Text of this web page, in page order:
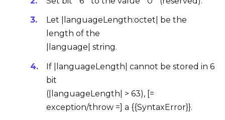
Let |languageLength:octet| be the
length of the
|language| string.
If |languageLength| cannot be stored in 6
bit
(|languageLength| > 63), [=
exception/throw =] a {{SyntaxError}}.